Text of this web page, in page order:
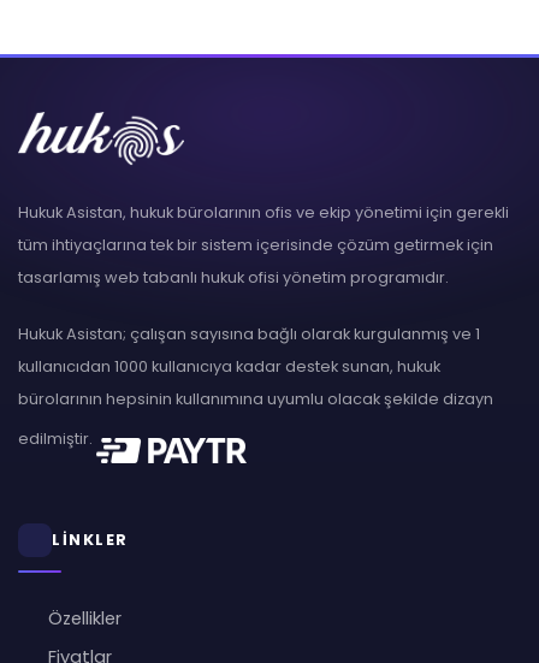
Hukuk Asistan, hukuk bürolarının ofis ve ekip yönetimi için gerekli
tüm ihtiyaçlarına tek bir sistem içerisinde çözüm getirmek için
tasarlamış web tabanlı hukuk ofisi yönetim programıdır.
Hukuk Asistan; çalışan sayısına bağlı olarak kurgulanmış ve 1
kullanıcıdan 1000 kullanıcıya kadar destek sunan, hukuk
bürolarının hepsinin kullanımına uyumlu olacak şekilde dizayn
edilmiştir.
LİNKLER
Özellikler
Fiyatlar